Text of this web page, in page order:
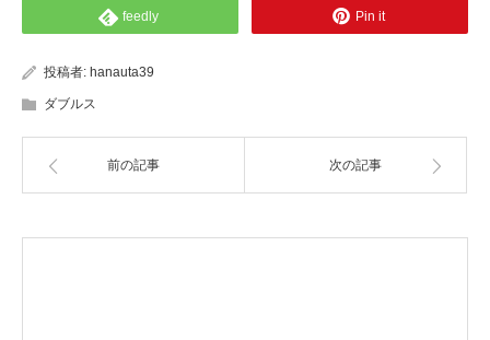
feedly Pin it
投稿者: hanauta39
ダブルス
前の記事 次の記事